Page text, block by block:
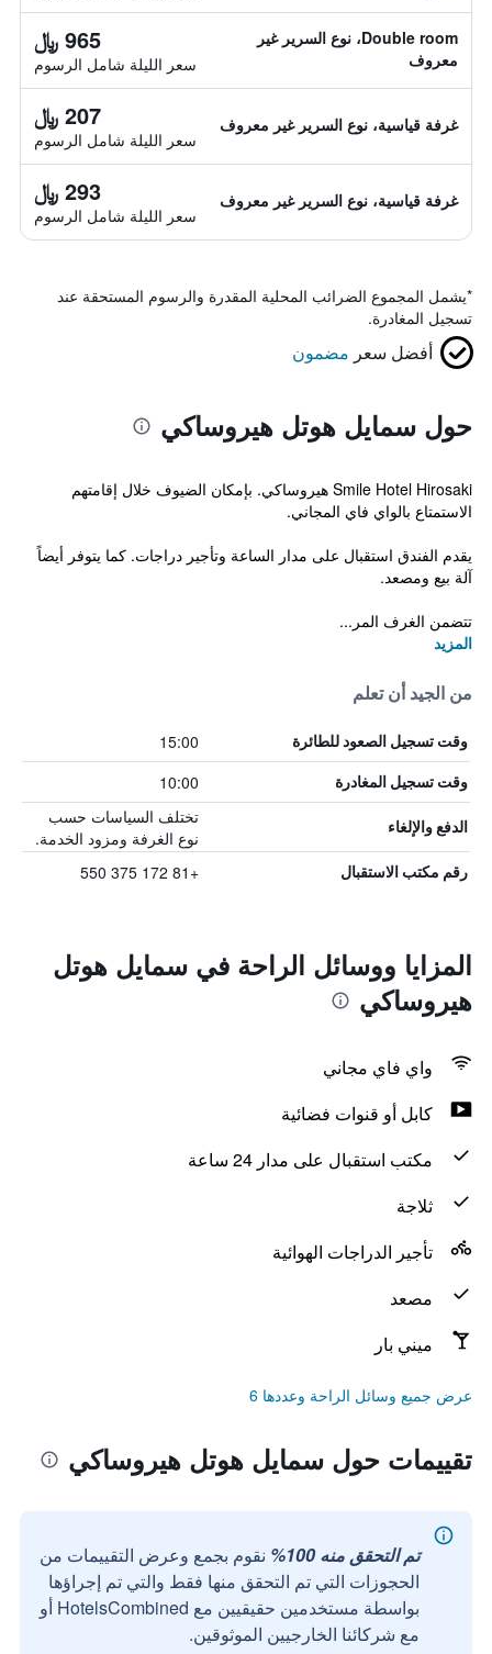
Double room، نوع السرير غير
معروف
965 ﷼
سعر الليلة شامل الرسوم
غرفة قياسية، نوع السرير غير معروف 207 ﷼
سعر الليلة شامل الرسوم
غرفة قياسية، نوع السرير غير معروف 293 ﷼
سعر الليلة شامل الرسوم
*يشمل المجموع الضرائب المحلية المقدرة والرسوم المستحقة عند
تسجيل المغادرة.
أفضل سعر مضمون
حول سمايل هوتل هيروساكي
Smile Hotel Hirosaki هيروساكي. بإمكان الضيوف خلال إقامتهم
الاستمتاع بالواي فاي المجاني.
يقدم الفندق استقبال على مدار الساعة وتأجير دراجات. كما يتوفر أيضاً
آلة بيع ومصعد.
تتضمن الغرف المر...
المزيد
من الجيد أن تعلم
وقت تسجيل الصعود للطائرة 15:00
وقت تسجيل المغادرة 10:00
الدفع والإلغاء
تختلف السياسات حسب
نوع الغرفة ومزود الخدمة.
رقم مكتب الاستقبال +81 172 375 550
المزايا ووسائل الراحة في سمايل هوتل
هيروساكي
واي فاي مجاني
كابل أو قنوات فضائية
مكتب استقبال على مدار 24 ساعة
ثلاجة
تأجير الدراجات الهوائية
مصعد
ميني بار
عرض جميع وسائل الراحة وعددها 6
تقييمات حول سمايل هوتل هيروساكي
تم التحقق منه 100%
نقوم بجمع وعرض التقييمات من
الحجوزات التي تم التحقق منها فقط والتي تم إجراؤها
بواسطة مستخدمين حقيقيين مع HotelsCombined أو
مع شركائنا الخارجيين الموثوقين.